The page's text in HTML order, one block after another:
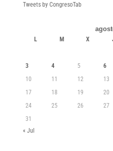
Tweets by CongresoTab
L M X
3
4 5 6
10
11 12 13
17
18 19 20
24
25 26 27
31
« Jul